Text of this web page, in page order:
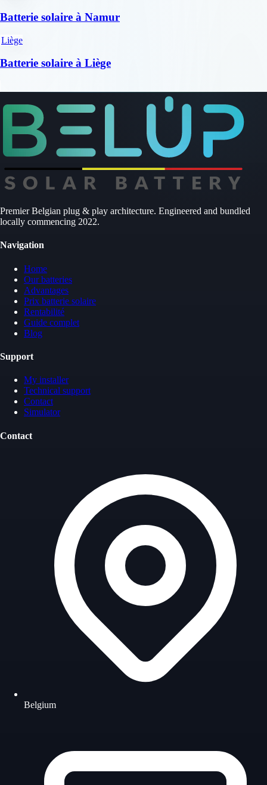
Batterie solaire à Namur
Liège
Batterie solaire à Liège
Premier Belgian plug & play architecture. Engineered and bundled
locally commencing 2022.
Navigation
Home
Our batteries
Advantages
Prix batterie solaire
Rentabilité
Guide complet
Blog
Support
My installer
Technical support
Contact
Simulator
Contact
Belgium